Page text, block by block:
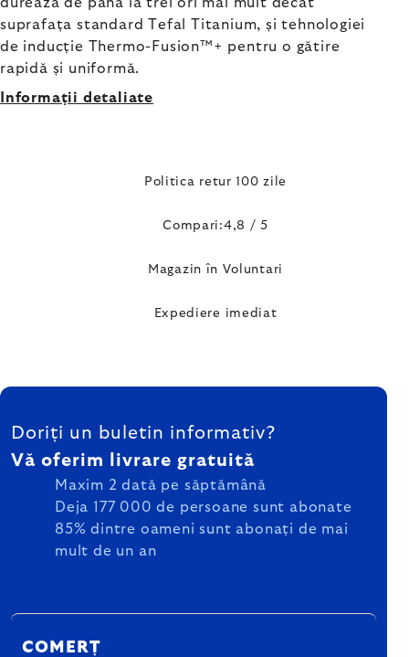
suprafața standard Tefal Titanium, și tehnologiei
de inducție Thermo-Fusion™+ pentru o gătire
rapidă și uniformă.
Informaţii detaliate
Politica retur 100 zile
Compari:4,8 / 5
Magazin în Voluntari
Expediere imediat
SUBSOL
Doriți un buletin informativ?
Vă oferim livrare gratuită
Maxim 2 dată pe săptămână
Deja 177 000 de persoane sunt abonate
85% dintre oameni sunt abonați de mai
mult de un an
COMERȚ